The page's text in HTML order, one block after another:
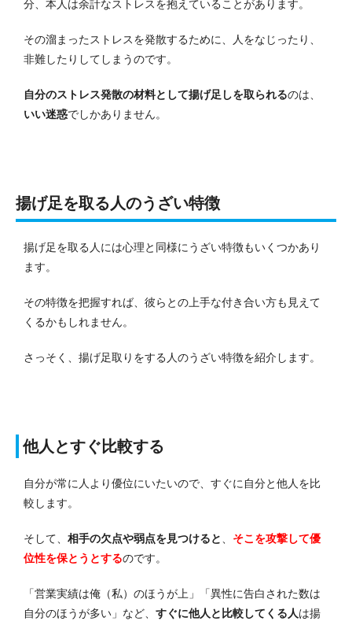
分、本人は余計なストレスを抱えていることがあります。
その溜まったストレスを発散するために、人をなじったり、
非難したりしてしまうのです。
自分のストレス発散の材料として揚げ足しを取られるのは、
いい迷惑でしかありません。
揚げ足を取る人のうざい特徴
揚げ足を取る人には心理と同様にうざい特徴もいくつかあり
ます。
その特徴を把握すれば、彼らとの上手な付き合い方も見えて
くるかもしれません。
さっそく、揚げ足取りをする人のうざい特徴を紹介します。
他人とすぐ比較する
自分が常に人より優位にいたいので、すぐに自分と他人を比
較します。
そして、 相手の欠点や弱点を見つけると
そこを攻撃して優
位性を保とうとするのです。
「営業実績は俺（私）のほうが上」「異性に告白された数は
自分のほうが多い」など、 すぐに他人と比較してくる人は揚